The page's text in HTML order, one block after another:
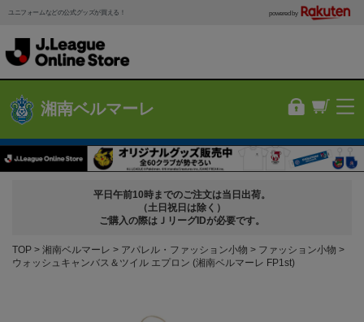
ユニフォームなどの公式グッズが買える！ powered by
湘南ベルマーレ
平日午前10時までのご注文は当日出荷。
（土日祝日は除く）
ご購入の際はＪリーグIDが必要です。
TOP 湘南ベルマーレ アパレル・ファッション小物
ファッション小物
ウォッシュキャンバス＆ツイル エプロン (湘南ベルマーレ FP1st)